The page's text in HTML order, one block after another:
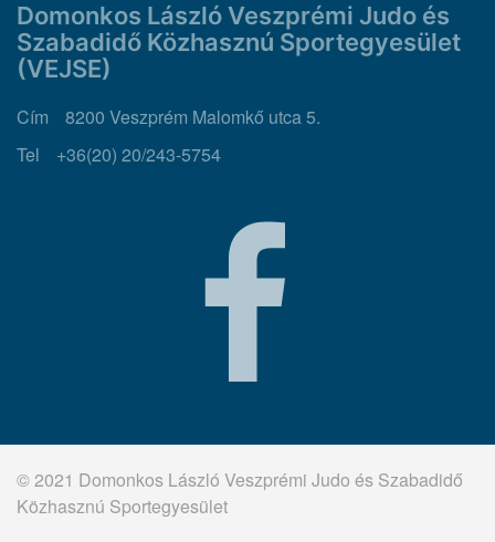
Domonkos László Veszprémi Judo és
Szabadidő Közhasznú Sportegyesület
(VEJSE)
Cím
8200 Veszprém Malomkő utca 5.
Tel
+36(20) 20/243-5754
© 2021 Domonkos László Veszprémi Judo és Szabadidő
Közhasznú Sportegyesület